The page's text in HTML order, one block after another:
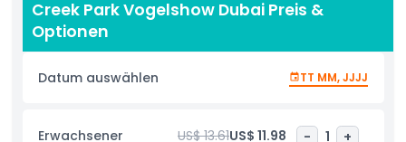
Besuch der Stadt gesehen haben muss.
Während der Show können Besucher bunte Papageien,
sie unglaubliche Kunststücke aufführen und ihre
führen die Vögel durch verschiedene Stunts und Tricks und
Creek Park Vogelshow Dubai Preis &
Optionen
Datum auswählen TT MM, JJJJ
Erwachsener US$ 13.61US$ 11.98 - 1 +